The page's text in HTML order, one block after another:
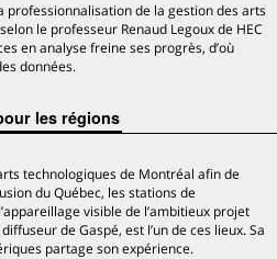
professionnalisation de la gestion des arts
le professeur Renaud Legoux de HEC
en analyse freine ses progrès, d’où
données.
les régions
technologiques de Montréal afin de
du Québec, les stations de
visible de l’ambitieux projet
de Gaspé, est l’un de ces lieux. Sa
partage son expérience.